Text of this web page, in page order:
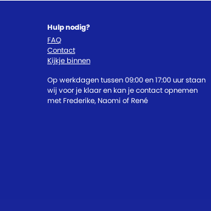
Hulp nodig?
FAQ
Contact
Kijkje binnen
Op werkdagen tussen 09:00 en 17:00 uur staan
wij voor je klaar en kan je contact opnemen
met Frederike, Naomi of René